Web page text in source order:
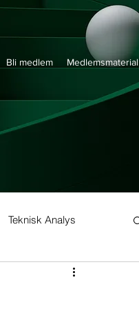
Teknisk Analys
Buy and Hold
Bli medlem Medlemsmaterial